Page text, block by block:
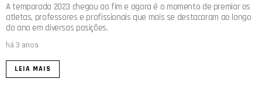
A temporada 2023 chegou ao fim e agora é o momento de premiar os
atletas, professores e profissionais que mais se destacaram ao longo
do ano em diversas posições.
há 3 anos
LEIA MAIS